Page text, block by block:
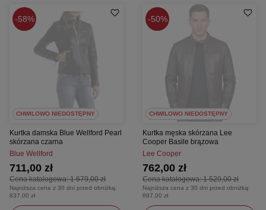
58%
CHWILOWO NIEDOSTĘPNY
Kurtka damska Blue Wellford Pearl
skórzana czarna
Blue Wellford
Cena katalogowa:1 679,00 zł
711,00 zł
Najniższa cena z 30 dni przed obniżką:
837,00 zł
50%
CHWILOWO NIEDOSTĘPNY
Kurtka męska skórzana Lee
Cooper Basile brązowa
Lee Cooper
Cena katalogowa:1 529,00 zł
762,00 zł
Najniższa cena z 30 dni przed obniżką:
897,00 zł